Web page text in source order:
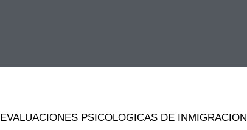
EVALUACIONES PSICOLOGICAS DE INMIGRACION